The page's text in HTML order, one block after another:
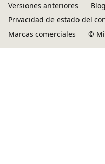
Versiones anteriores
Blog
Privacidad de estado del
Marcas comerciales
©